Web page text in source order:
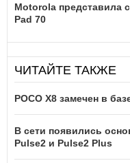
Motorola представила
Pad 70
ЧИТАЙТЕ ТАКЖЕ
POCO X8 замечен в
В сети появились
Pulse2 и Pulse2 Plus